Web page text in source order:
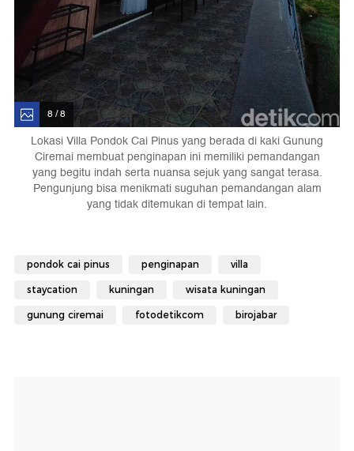
8 / 8
Lokasi Villa Pondok Cai Pinus yang berada di kaki Gunung
Ciremai membuat penginapan ini memiliki pemandangan
yang begitu indah serta nuansa sejuk yang sangat terasa.
Pengunjung bisa menikmati suguhan pemandangan alam
yang tidak ditemukan di tempat lain.
pondok cai pinus penginapan villa
staycation kuningan wisata kuningan
gunung ciremai fotodetikcom birojabar